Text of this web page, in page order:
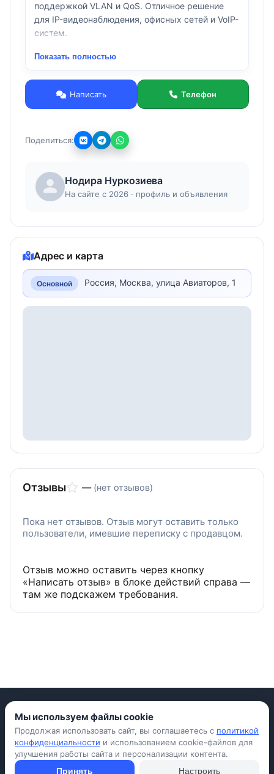
поддержкой VLAN и QoS. Отличное решение
для IP-видеонаблюдения, офисных сетей и VoIP-
систем.
Показать полностью
Написать Телефон
Поделиться:
Нодира Нуркозиева
На сайте с 2026 · профиль и объявления
Адрес и карта
Основной Россия, Москва, улица Авиаторов, 1
Отзывы — (нет отзывов)
Пока нет отзывов. Отзыв могут оставить только
пользователи, имевшие переписку с продавцом.
Отзыв можно оставить через кнопку
«Написать отзыв» в блоке действий справа —
там же подскажем требования.
Приложение для iPhone
© Avada Shop, 2026
Конфиденциальность
Мы используем файлы cookie
Продолжая использовать сайт, вы соглашаетесь с политикой
конфиденциальности и использованием cookie-файлов для
улучшения работы сайта и персонализации контента.
Принять
Настроить